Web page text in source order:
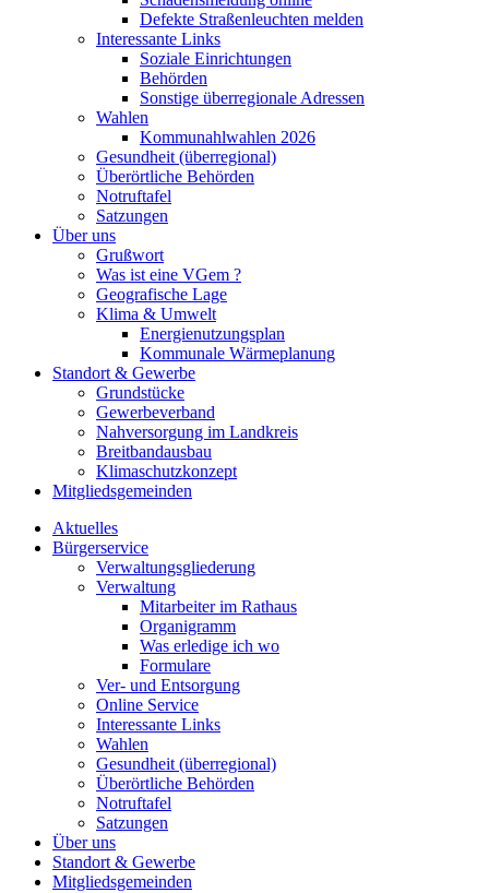
Defekte Straßenleuchten melden
Interessante Links
Soziale Einrichtungen
Behörden
Sonstige überregionale Adressen
Wahlen
Kommunahlwahlen 2026
Gesundheit (überregional)
Überörtliche Behörden
Notruftafel
Satzungen
Über uns
Grußwort
Was ist eine VGem ?
Geografische Lage
Klima & Umwelt
Energienutzungsplan
Kommunale Wärmeplanung
Standort & Gewerbe
Grundstücke
Gewerbeverband
Nahversorgung im Landkreis
Breitbandausbau
Klimaschutzkonzept
Mitgliedsgemeinden
Aktuelles
Bürgerservice
Verwaltungsgliederung
Verwaltung
Mitarbeiter im Rathaus
Organigramm
Was erledige ich wo
Formulare
Ver- und Entsorgung
Online Service
Interessante Links
Wahlen
Gesundheit (überregional)
Überörtliche Behörden
Notruftafel
Satzungen
Über uns
Standort & Gewerbe
Mitgliedsgemeinden